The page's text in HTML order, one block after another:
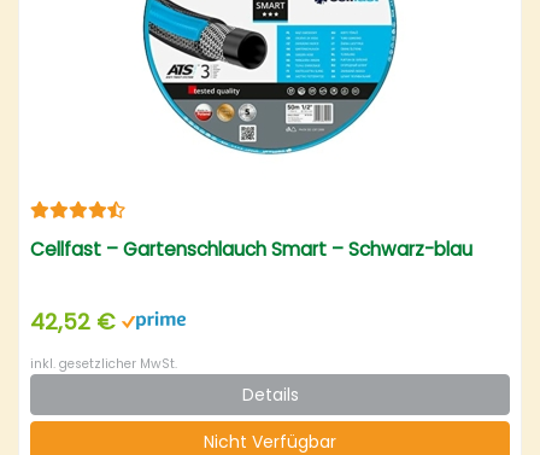
Cellfast – Gartenschlauch Smart – Schwarz-blau
42,52 €
inkl. gesetzlicher MwSt.
Details
Nicht Verfügbar